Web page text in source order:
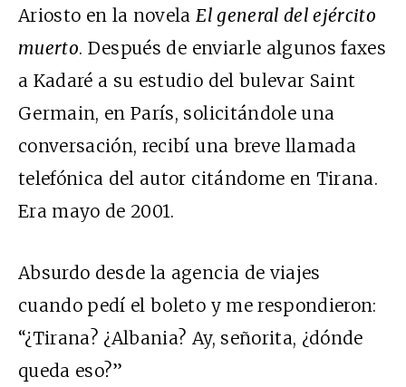
Ariosto en la novelaEl general del ejército
muerto. Después de enviarle algunos faxes
a Kadaré a su estudio del bulevar Saint
Germain, en París, solicitándole una
conversación, recibí una breve llamada
telefónica del autor citándome en Tirana.
Era mayo de 2001.
Absurdo desde la agencia de viajes
cuando pedí el boleto y me respondieron:
“¿Tirana? ¿Albania? Ay, señorita, ¿dónde
queda eso?”